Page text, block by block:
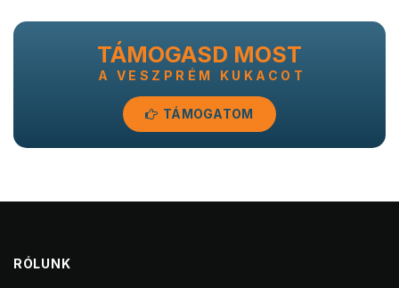
TÁMOGASD MOST
A VESZPRÉM KUKACOT
TÁMOGATOM
RÓLUNK